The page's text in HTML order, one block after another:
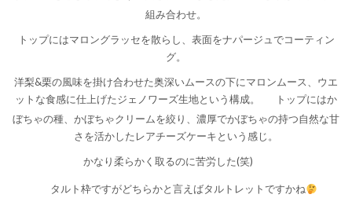
組み合わせ。
トップにはマロングラッセを散らし、表面をナパージュでコーティン
グ。
洋梨&栗の風味を掛け合わせた奥深いムースの下にマロンムース、ウエ
ットな食感に仕上げたジェノワーズ生地という構成。
トップにはか
ぼちゃの種、かぼちゃクリームを絞り、濃厚でかぼちゃの持つ自然な甘
さを活かしたレアチーズケーキという感じ。
かなり柔らかく取るのに苦労した(笑)
タルト枠ですがどちらかと言えばタルトレットですかね